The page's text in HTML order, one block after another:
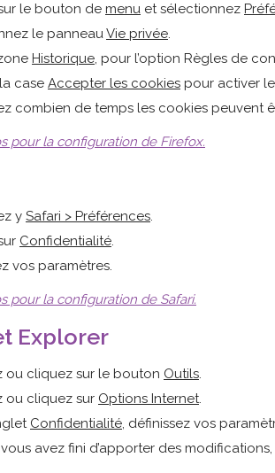
le bouton de menu et sélectionnez
le panneauVie privée.
Historique, pour l’option Règles de
case Accepter les cookies pour activer
combien de temps les cookies peuvent
pour la configuration de Firefox.
y Safari > Préférences.
Confidentialité.
vos paramètres.
pour la configuration de Safari.
Explorer
ou cliquez sur le bouton Outils.
ou cliquez sur Options Internet.
Confidentialité, définissez vos
avez fini d’apporter des